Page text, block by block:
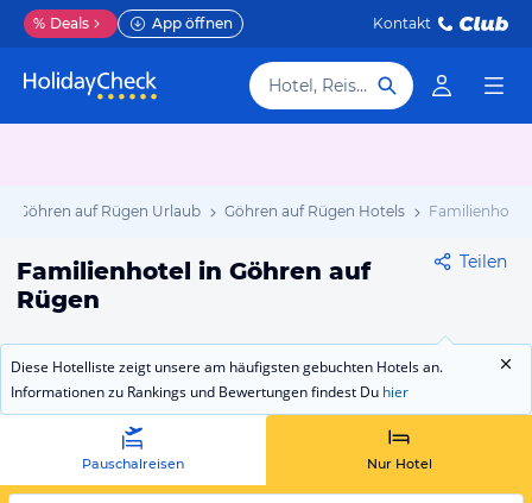
% Deals App öffnen Kontakt
Hotel, Reiseziel
Göhren auf Rügen Urlaub Göhren auf Rügen Hotels Familienhotel
Familienhotel in Göhren auf
Rügen
Teilen
Diese Hotelliste zeigt unsere am häufigsten gebuchten Hotels an.
Informationen zu Rankings und Bewertungen findest Du hier
Pauschalreisen Nur Hotel